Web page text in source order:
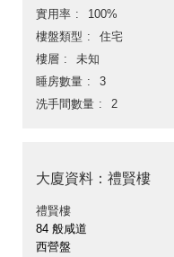
實用率
100%
樓盤類型
住宅
樓層
未知
睡房數量
3
洗手間數量
2
大廈資料：禮賢樓
禮賢樓
84 般咸道
西營盤